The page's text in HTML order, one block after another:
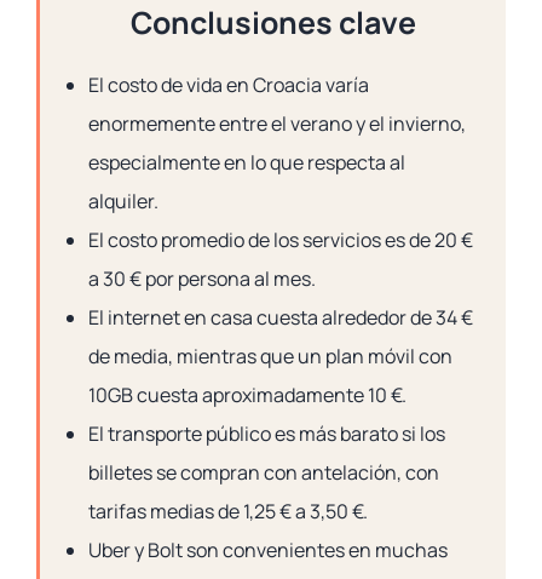
Conclusiones clave
El costo de vida en Croacia varía
enormemente entre el verano y el invierno,
especialmente en lo que respecta al
alquiler.
El costo promedio de los servicios es de 20 €
a 30 € por persona al mes.
El internet en casa cuesta alrededor de 34 €
de media, mientras que un plan móvil con
10GB cuesta aproximadamente 10 €.
El transporte público es más barato si los
billetes se compran con antelación, con
tarifas medias de 1,25 € a 3,50 €.
Uber y Bolt son convenientes en muchas